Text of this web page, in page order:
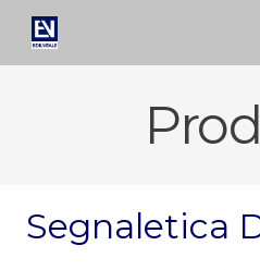
Segnaletica